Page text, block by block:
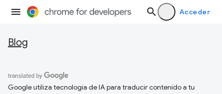
Acceder
Blog
Google utiliza tecnología de IA para traducir contenido a tu